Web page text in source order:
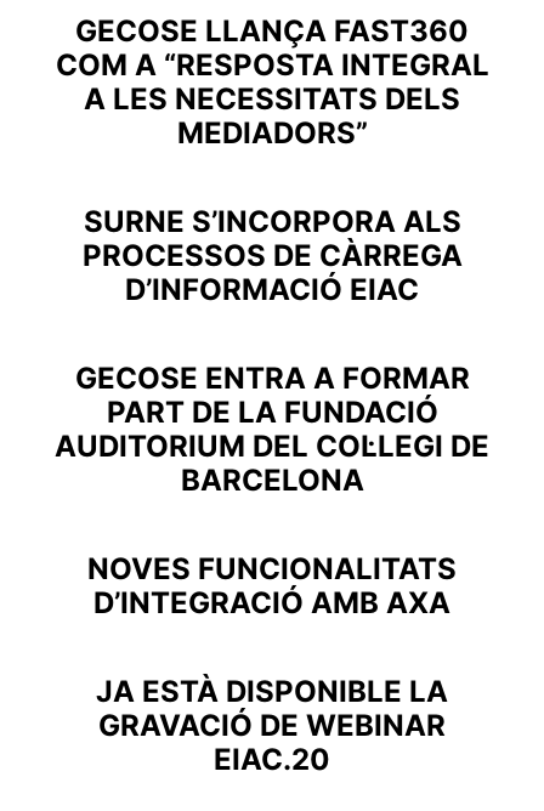
GECOSE LLANÇA FAST360
COM A “RESPOSTA INTEGRAL
A LES NECESSITATS DELS
MEDIADORS”
SURNE S’INCORPORA ALS
PROCESSOS DE CÀRREGA
D’INFORMACIÓ EIAC
GECOSE ENTRA A FORMAR
PART DE LA FUNDACIÓ
AUDITORIUM DEL COL·LEGI DE
BARCELONA
NOVES FUNCIONALITATS
D’INTEGRACIÓ AMB AXA
JA ESTÀ DISPONIBLE LA
GRAVACIÓ DE WEBINAR
EIAC.20